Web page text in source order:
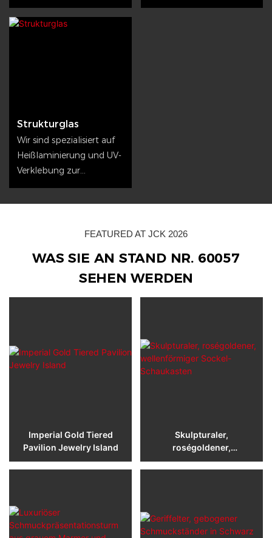
Marke und beherrscht
komplexe
unverwechselbarem
Strukturglas
Wir sind spezialisiert auf
Heißlaminierung und UV-
Verklebung zur
Herstellung kristallklarer,
sicheren, poliertenFEATURED AT JCK 2026
WAS SIE AN STAND NR. 60057
SEHEN WERDEN
Imperial Gold Tiered
Pavilion Jewelry Island
Skulpturaler,
roségoldener,
wellenförmiger Sockel-
Schaukasten